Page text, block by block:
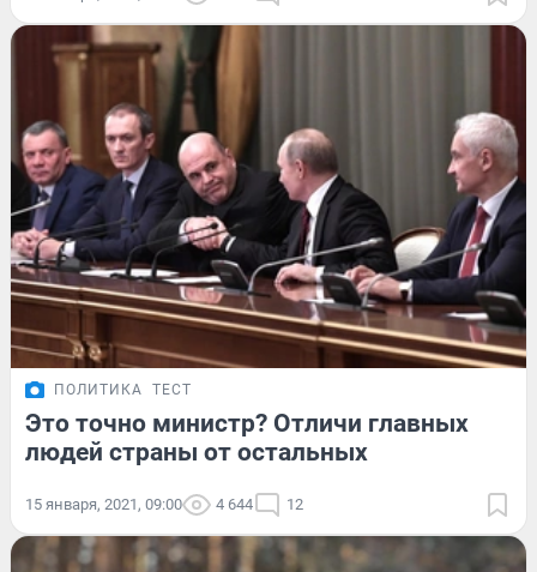
ПОЛИТИКА ТЕСТ
Это точно министр? Отличи главных
людей страны от остальных
15 января, 2021, 09:00 4 644 12